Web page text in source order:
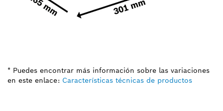
* Puedes encontrar más información sobre las variaciones
en este enlace: Características técnicas de productos